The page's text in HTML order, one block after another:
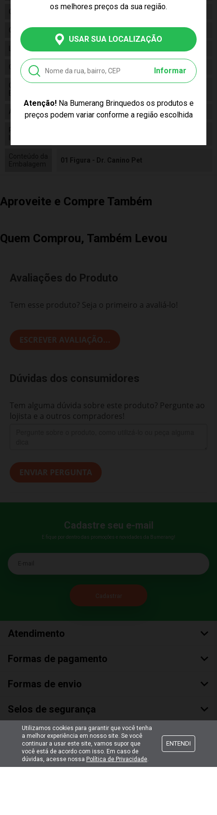
os melhores preços da sua região.
USAR SUA LOCALIZAÇÃO
Informar
Atenção!Na Bumerang Brinquedos os produtos e
preços podem variar conforme a região escolhida
Gênero Unissex
Categoria
Linha
Código 5511
Código de
Barras
Alimentação N/a
Pilhas
Conteúdo da
01 Figura - Dr. Canino Pet
Aproveite e Compre Também
Quem Comprou, Também Levou
Avaliações do Produto
Tem esse produto? Seja o primeiro a avaliá-lo!
ESCREVER AVALIAÇÃO...
Dúvidas dos consumidores
Tem alguma dúvida sobre este produto? Pergunte ao
lojista e a outros compradores!
ENVIAR PERGUNTA
Cadastre seu e-mail
E fique por dentro das promoções e novidades da Bumerang!
E-mail
Atendimento
Formas de pagamento
Formas de envio
Selos de segurança
Utilizamos cookies para garantir que você tenha
a melhor experiência em nosso site. Se você
continuar a usar este site, vamos supor que
você está de acordo com isso. Em caso de
dúvidas, acesse nossa Política de Privacidade.
ENTENDI